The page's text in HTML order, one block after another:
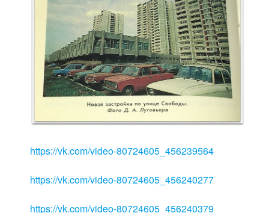
https://vk.com/video-80724605_456239564
https://vk.com/video-80724605_456240277
https://vk.com/video-80724605_456240379